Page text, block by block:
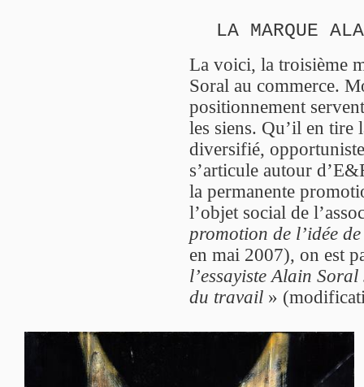
LA MARQUE
La voici, la troisième
Soral au commerce.
positionnement
les siens. Qu’il en
diversifié,
s’articule autour
la permanente
l’objet social de
promotion de l’idée
en mai 2007), on est
l’essayiste Alain
du travail »